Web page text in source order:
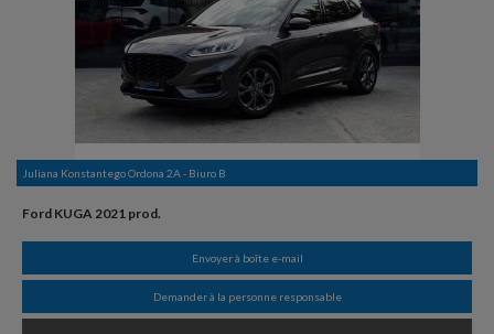
Juliana Konstantego Ordona 2A - Biuro B
Ford KUGA 2021 prod.
Envoyer à boîte e-mail
Demander à la personne responsable